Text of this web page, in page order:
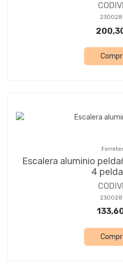
Escalera aluminio
4